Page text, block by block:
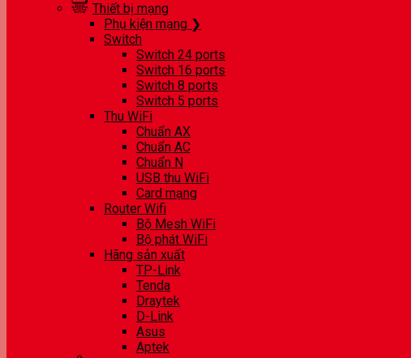
Thiết bị mạng
Phụ kiện mạng ❯
Switch
Switch 24 ports
Switch 16 ports
Switch 8 ports
Switch 5 ports
Thu WiFi
Chuẩn AX
Chuẩn AC
Chuẩn N
USB thu WiFi
Card mạng
Router Wifi
Bộ Mesh WiFi
Bộ phát WiFi
Hãng sản xuất
TP-Link
Tenda
Draytek
D-Link
Asus
Aptek